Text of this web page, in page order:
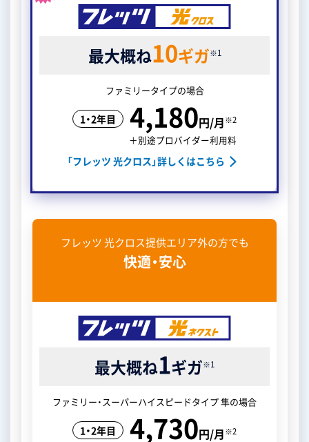
最大概ね10ギガ※1
ファミリータイプの場合
1・2年目 4,180円/月※2
＋別途プロバイダー利用料
「フレッツ 光クロス」詳しくはこちら
フレッツ 光クロス提供エリア外の方でも
快適・安心
最大概ね1ギガ※1
ファミリー・スーパーハイスピードタイプ 隼の場合
1・2年目 4,730円/月※2